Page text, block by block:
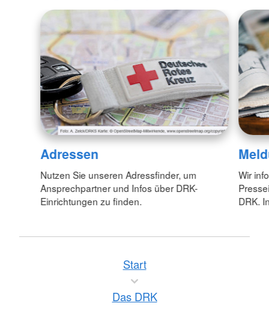
Adressen
Nutzen Sie unseren Adressfinder, um
Ansprechpartner und Infos über DRK-
Einrichtungen zu finden.
Wir
DRK.
Start
Das DRK